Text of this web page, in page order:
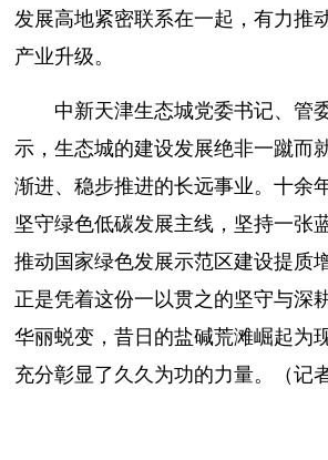
发展高地紧密联系在一起，有力推
产业升级。
中新天津生态城党委书记、管
示，生态城的建设发展绝非一蹴而
渐进、稳步推进的长远事业。十余
坚守绿色低碳发展主线，坚持一张
推动国家绿色发展示范区建设提质
正是凭着这份一以贯之的坚守与深
华丽蜕变，昔日的盐碱荒滩崛起为
充分彰显了久久为功的力量。（记